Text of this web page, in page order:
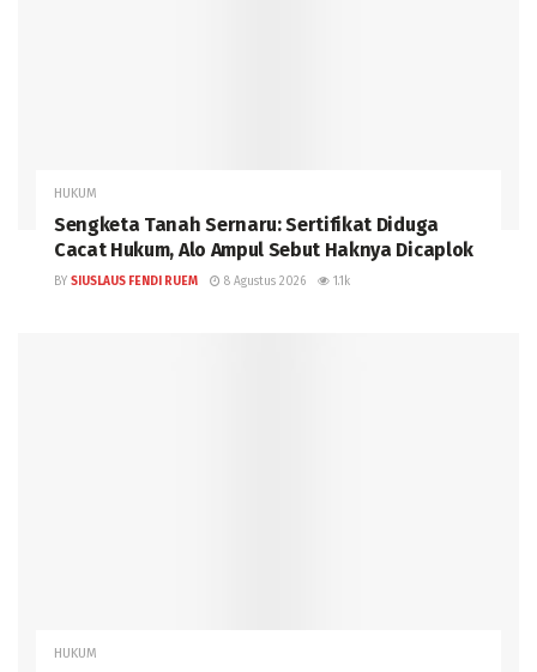
HUKUM
Sengketa Tanah Sernaru: Sertifikat Diduga
Cacat Hukum, Alo Ampul Sebut Haknya Dicaplok
BY SIUSLAUS FENDI RUEM 8 Agustus 2026 1.1k
HUKUM